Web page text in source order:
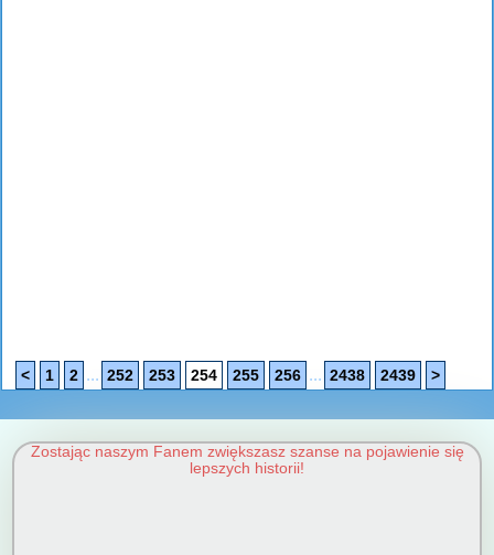
< 1 2 ... 252 253 254 255 256 ... 2438 2439 >
Zostając naszym Fanem zwiększasz szanse na pojawienie się
lepszych historii!